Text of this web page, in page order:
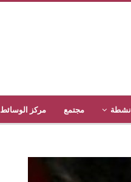
مجتمع مركز الوسائط